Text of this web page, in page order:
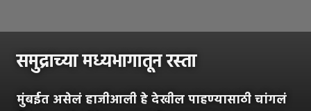
समुद्राच्या मध्यभागातून रस्ता
मुंबईत असेलं हाजीआली हे देखील पाहण्यासाठी चांगलं